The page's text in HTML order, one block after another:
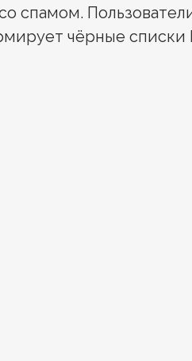
спамом.
чёрные списки